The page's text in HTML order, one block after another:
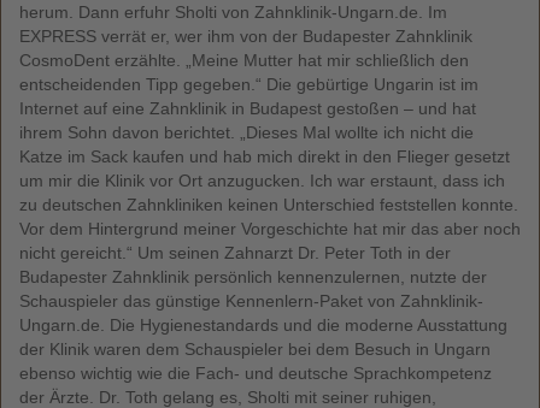
herum. Dann erfuhr Sholti von Zahnklinik-Ungarn.de. Im
EXPRESS verrät er, wer ihm von der Budapester Zahnklinik
CosmoDent erzählte. „Meine Mutter hat mir schließlich den
entscheidenden Tipp gegeben.“ Die gebürtige Ungarin ist im
Internet auf eine Zahnklinik in Budapest gestoßen – und hat
ihrem Sohn davon berichtet. „Dieses Mal wollte ich nicht die
Katze im Sack kaufen und hab mich direkt in den Flieger gesetzt
um mir die Klinik vor Ort anzugucken. Ich war erstaunt, dass ich
zu deutschen Zahnkliniken keinen Unterschied feststellen konnte.
Vor dem Hintergrund meiner Vorgeschichte hat mir das aber noch
nicht gereicht.“ Um seinen Zahnarzt Dr. Peter Toth in der
Budapester Zahnklinik persönlich kennenzulernen, nutzte der
Schauspieler das günstige Kennenlern-Paket von Zahnklinik-
Ungarn.de. Die Hygienestandards und die moderne Ausstattung
der Klinik waren dem Schauspieler bei dem Besuch in Ungarn
ebenso wichtig wie die Fach- und deutsche Sprachkompetenz
der Ärzte. Dr. Toth gelang es, Sholti mit seiner ruhigen,